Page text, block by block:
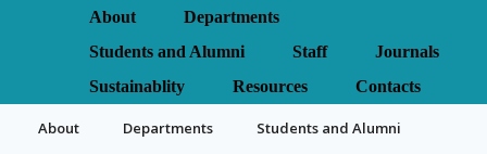
About
Departments
Students and Alumni
Staff
Journals
Sustainablity
Resources Contacts
About Departments Students and Alumni